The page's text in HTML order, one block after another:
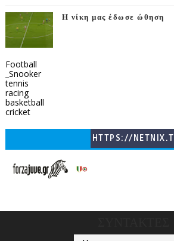
Η νίκη μας έδωσε ώθηση
Football
_Snooker
tennis
racing
basketball
cricket
HTTPS://NETNIX.T